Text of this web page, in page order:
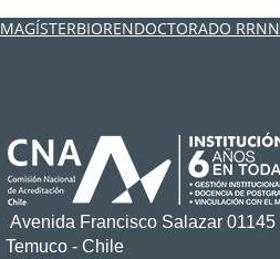
MAGÍSTERBIORENDOCTORADO RRNN
Avenida Francisco Salazar 01145
Temuco - Chile